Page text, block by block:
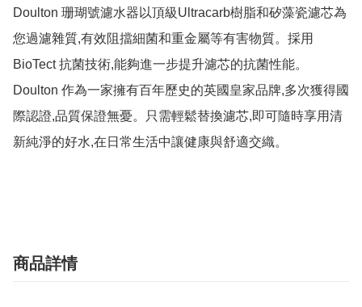
Doulton 珊瑚號濾水器以頂級Ultracarb樹脂和矽藻瓷濾芯為
您過濾雜質,有效阻擋細菌和重金屬等有害物質。採用
BioTect 抗菌技術,能夠進一步提升濾芯的抗菌性能。
Doulton 作為一家擁有百年歷史的英國皇家品牌,多次獲得國
際認證,品質保證無憂。只需輕鬆替換濾芯,即可隨時享用清
新純淨的好水,在日常生活中讓健康與舒適交織。
商品詳情